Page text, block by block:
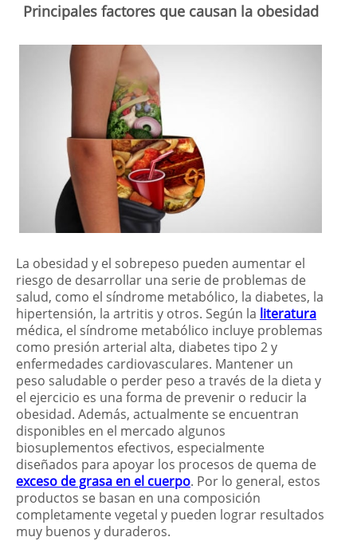
Principales factores que causan la obesidad
La obesidad y el sobrepeso pueden aumentar el
riesgo de desarrollar una serie de problemas de
salud, como el síndrome metabólico, la diabetes, la
hipertensión, la artritis y otros. Según la literatura
médica, el síndrome metabólico incluye problemas
como presión arterial alta, diabetes tipo 2 y
enfermedades cardiovasculares. Mantener un
peso saludable o perder peso a través de la dieta y
el ejercicio es una forma de prevenir o reducir la
obesidad. Además, actualmente se encuentran
disponibles en el mercado algunos
biosuplementos efectivos, especialmente
diseñados para apoyar los procesos de quema de
exceso de grasa en el cuerpo. Por lo general, estos
productos se basan en una composición
completamente vegetal y pueden lograr resultados
muy buenos y duraderos.